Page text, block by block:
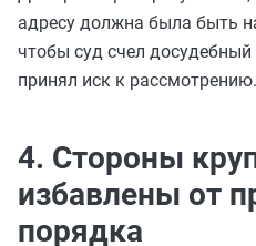
адресу должна была быть
чтобы суд счел
принял иск к рассмотрению.
4. Стороны
избавлены от
порядка